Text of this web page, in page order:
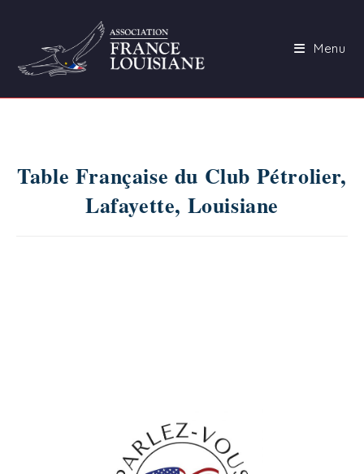
Menu
Table Française du Club Pétrolier,
Lafayette, Louisiane